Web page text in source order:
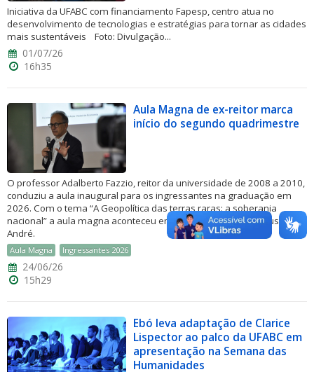
Iniciativa da UFABC com financiamento Fapesp, centro atua no
desenvolvimento de tecnologias e estratégias para tornar as cidades
mais sustentáveis Foto: Divulgação...
01/07/26
16h35
Aula Magna de ex-reitor marca
início do segundo quadrimestre
O professor Adalberto Fazzio, reitor da universidade de 2008 a 2010,
conduziu a aula inaugural para os ingressantes na graduação em
2026. Com o tema “A Geopolítica das terras raras: a soberania
nacional” a aula magna aconteceu em 18 de junho no Campus Santo
André.
Aula Magna Ingressantes 2026
24/06/26
15h29
Ebó leva adaptação de Clarice
Lispector ao palco da UFABC em
apresentação na Semana das
Humanidades